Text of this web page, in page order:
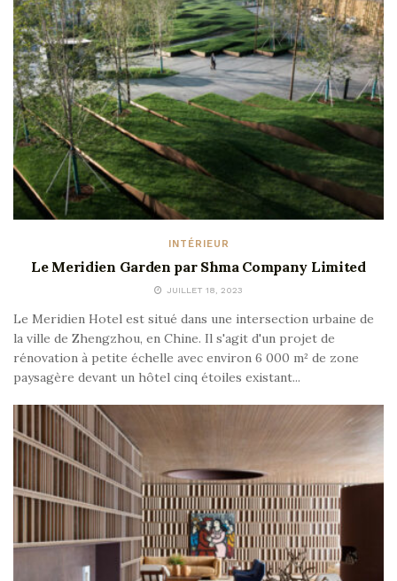
INTÉRIEUR
Le Meridien Garden par Shma Company Limited
JUILLET 18, 2023
Le Meridien Hotel est situé dans une intersection urbaine de
la ville de Zhengzhou, en Chine. Il s'agit d'un projet de
rénovation à petite échelle avec environ 6 000 m² de zone
paysagère devant un hôtel cinq étoiles existant...